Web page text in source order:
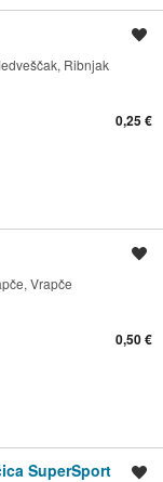
Ribnjak
0,25 €
Vrapče
0,50 €
SuperSport